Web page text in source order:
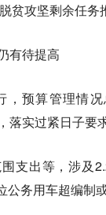
攻坚剩余任务
有待提高
预算管理情
实过紧日子要
支出等，涉及
务用车超编制